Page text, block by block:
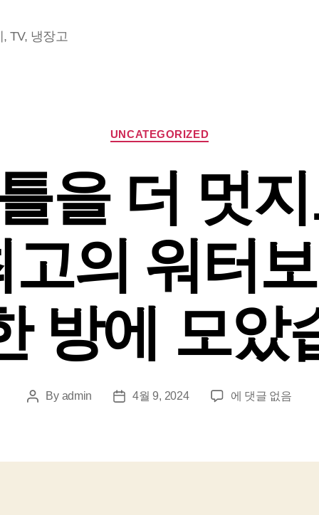
TV, 냉장고
Categories
UNCATEGORIZED
을 더 멋
고의 워터
방에 모았
PostBy admin
Post4월 9, 2024
워
을
에 댓글 없음